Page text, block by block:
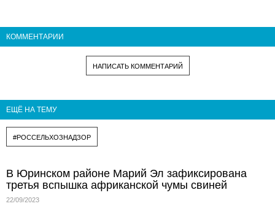
КОММЕНТАРИИ
НАПИСАТЬ КОММЕНТАРИЙ
ЕЩЁ НА ТЕМУ
#РОССЕЛЬХОЗНАДЗОР
В Юринском районе Марий Эл зафиксирована
третья вспышка африканской чумы свиней
22/09/2023